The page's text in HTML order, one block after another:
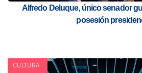
Alfredo Deluque, único senador
posesión
CULTURA